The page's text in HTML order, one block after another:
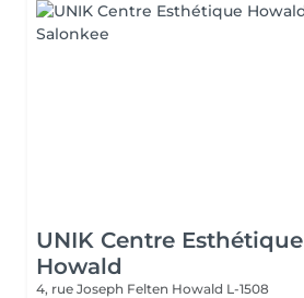
UNIK Centre Esthétique
Howald
4, rue Joseph Felten Howald L-1508